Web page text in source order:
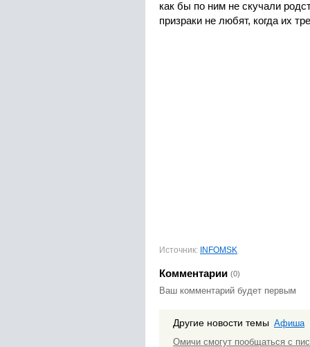
как бы по ним не скучали
призраки не любят, когда их
Источник: INFOMSK
Комментарии (0)
Ваш комментарий будет первым
Другие новости темы Афиша
Омичи смогут пообщаться с